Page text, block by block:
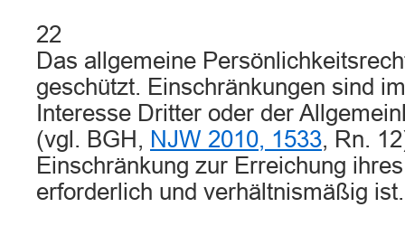
22
Das allgemeine
geschützt. Einschränkungen sind
Interesse Dritter oder der
(vgl. BGH, NJW 2010, 1533, Rn.
Einschränkung zur Erreichung
erforderlich und verhältnismäßig ist.